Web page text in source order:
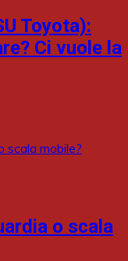
Toyota):
Ci vuole la
o scala